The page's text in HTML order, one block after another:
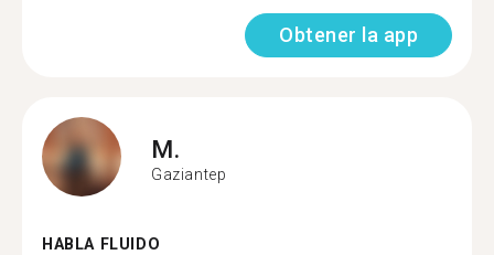
Obtener la app
M.
Gaziantep
HABLA FLUIDO